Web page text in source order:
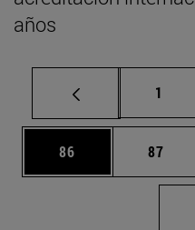
años
Página
1
Página
86 Página
87